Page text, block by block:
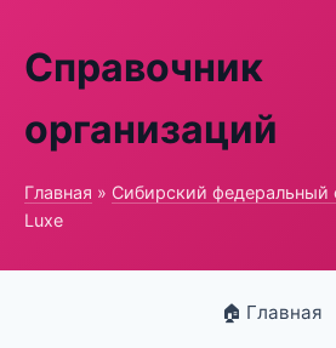
Справочник
организаций
Главная » Сибирский федеральный
Luxe
🏠 Главная